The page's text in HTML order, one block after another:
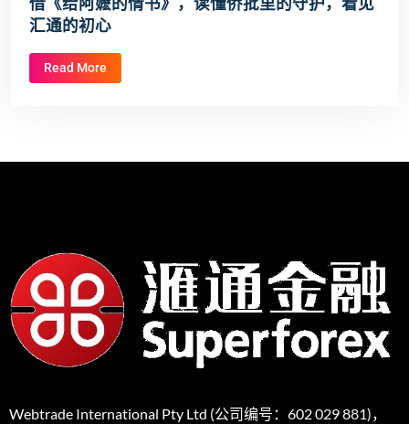
汇通的初心
Read More
Webtrade International Pty Ltd (公司编号：602 029 881)，